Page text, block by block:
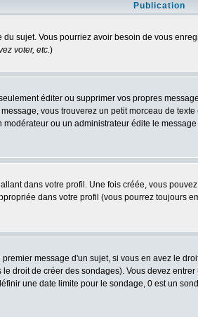
Publication
sujet. Vous pourriez avoir besoin de vous
voter, etc.)
éditer ou supprimer vos propres
vous trouverez un petit morceau de
ou un administrateur édite le
dans votre profil. Une fois créée, vous
dans votre profil (vous pourrez
message d'un sujet, si vous en avez le
droit de créer des sondages). Vous devez
une date limite pour le sondage, 0 est un